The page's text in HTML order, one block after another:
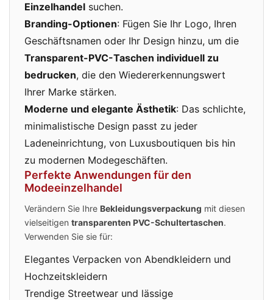
Einzelhandel suchen.
Branding-Optionen: Fügen Sie Ihr Logo, Ihren
Geschäftsnamen oder Ihr Design hinzu, um die
Transparent-PVC-Taschen individuell zu
bedrucken, die den Wiedererkennungswert
Ihrer Marke stärken.
Moderne und elegante Ästhetik: Das schlichte,
minimalistische Design passt zu jeder
Ladeneinrichtung, von Luxusboutiquen bis hin
zu modernen Modegeschäften.
Perfekte Anwendungen für den
Modeeinzelhandel
Verändern Sie Ihre Bekleidungsverpackung mit diesen
vielseitigen transparenten PVC-Schultertaschen.
Verwenden Sie sie für:
Elegantes Verpacken von Abendkleidern und
Hochzeitskleidern
Trendige Streetwear und lässige